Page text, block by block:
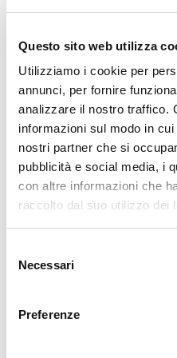
Questo sito web utilizza
Utilizziamo i cookie per
annunci, per fornire
analizzare il nostro traffico.
informazioni sul modo in
nostri partner che si
pubblicità e social media, i
con altre informazioni che
raccolto dal suo utilizzo dei
delNecessari
Preferenze
viene impollinato il mais.
mais di alta qualità, il tuo
alta qualità. Ma se il
mais davvero forte, allora
è così che ho vinto alla
ultimi quattro anni».
Pensateci:questo è
networking aziendale di
volete essere networker
perché è così che sarete
Condividi l’articolo